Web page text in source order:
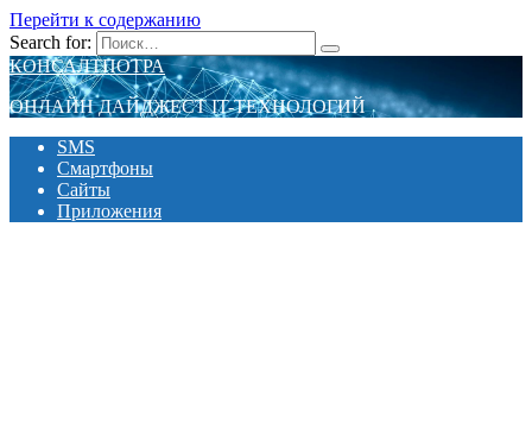
Перейти к содержанию
Search for:
КОНСАЛТПОТРА
ОНЛАЙН ДАЙДЖЕСТ IT-ТЕХНОЛОГИЙ
SMS
Смартфоны
Сайты
Приложения